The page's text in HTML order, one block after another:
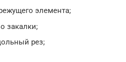
элемента;
закалки;
рез;